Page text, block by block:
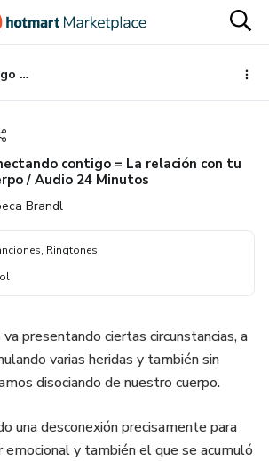
Conectando contigo = La relación con tu cuerpo / Audio 24 Minutos
contigo = La relación con tu
/ Audio 24 Minutos
Brandl
Ringtones
presentando ciertas circunstancias, a
varias heridas y también sin
disociando de nuestro cuerpo.
una desconexión precisamente para
y también el que se acumuló